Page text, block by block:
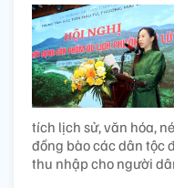
tích lịch sử, văn hóa,
đồng bào các dân tộc
thu nhập cho người